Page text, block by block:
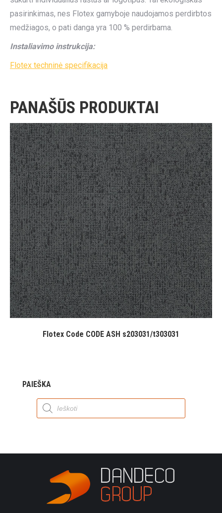
pasirinkimas, nes Flotex gamyboje naudojamos perdirbtos
medžiagos, o pati danga yra 100 % perdirbama.
Instaliavimo instrukcija:
Flotex techninė specifikacija
PANAŠŪS PRODUKTAI
Flotex Code CODE ASH s203031/t303031
PAIEŠKA
Products
search